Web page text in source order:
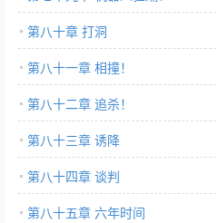
第八十章 打洞
第八十一章 相撞！
第八十二章 追杀！
第八十三章 诱降
第八十四章 谈判
第八十五章 六年时间